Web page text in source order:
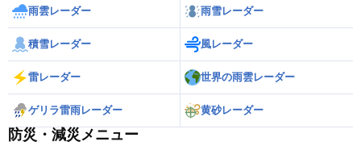
雨雲レーダー 雨雪レーダー
積雪レーダー 風レーダー
雷レーダー 世界の雨雲レーダー
ゲリラ雷雨レーダー 黄砂レーダー
防災・減災メニュー